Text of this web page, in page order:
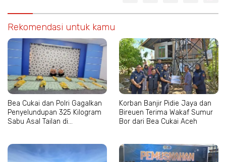
Rekomendasi untuk kamu
Bea Cukai dan Polri Gagalkan
Penyelundupan 325 Kilogram
Sabu Asal Tailan di
Korban Banjir Pidie Jaya dan
Bireuen Terima Wakaf Sumur
Bor dari Bea Cukai Aceh